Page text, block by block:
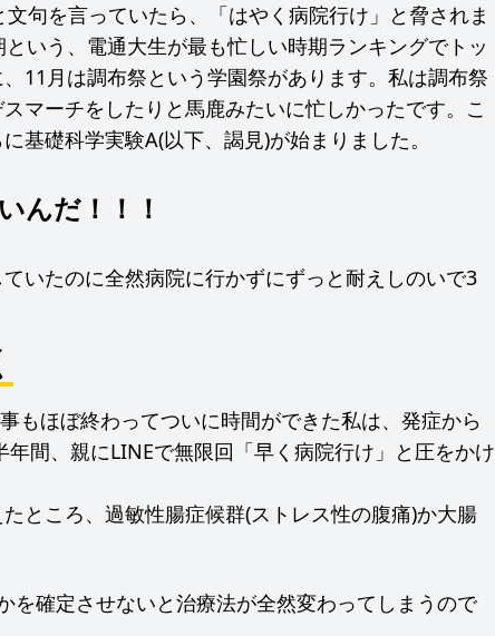
句を言っていたら、「はやく病院行け」と脅されま
いう、電通大生が最も忙しい時期ランキングでトッ
11月は調布祭という学園祭があります。私は調布祭
マーチをしたりと馬鹿みたいに忙しかったです。こ
基礎科学実験A(以下、謁見)が始まりました。
んだ！！！
いたのに全然病院に行かずにずっと耐えしのいで3
もほぼ終わってついに時間ができた私は、発症から
間、親にLINEで無限回「早く病院行け」と圧をかけ
ところ、過敏性腸症候群(ストレス性の腹痛)か大腸
を確定させないと治療法が全然変わってしまうので